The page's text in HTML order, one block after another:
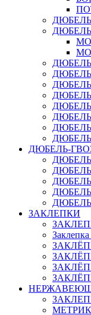
ДЮБЕЛЬ-
ЗАКЛЕПКИ